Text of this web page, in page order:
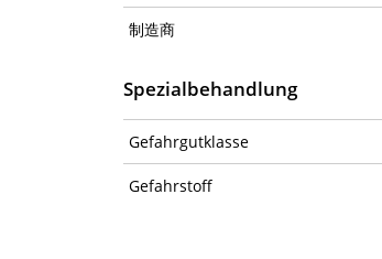
制造商
Spezialbehandlung
Gefahrgutklasse
Gefahrstoff